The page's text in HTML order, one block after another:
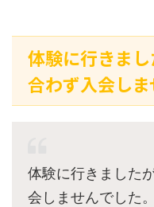
体験に行きま
合わず入会し
体験に行きました
会しませんでした